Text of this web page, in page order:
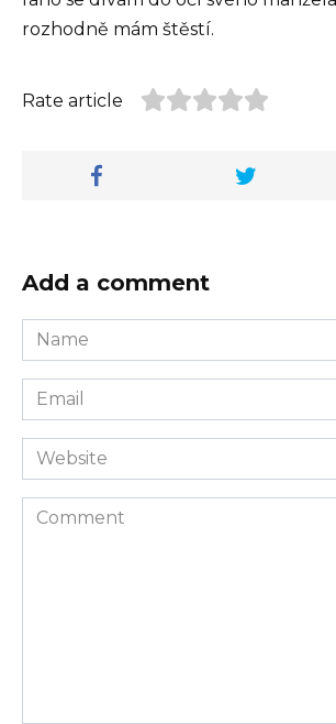
rozhodně mám štěstí.
Rate article
Add a comment
Name
*
Email
*
Website
Comment